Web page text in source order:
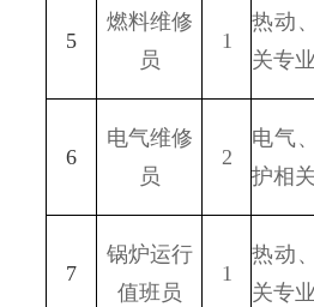
5
燃料维修
员
1
热动
关专业
6
电气维修
员
2
电气
护相
7
锅炉运行
值班员
1
热动
关专业